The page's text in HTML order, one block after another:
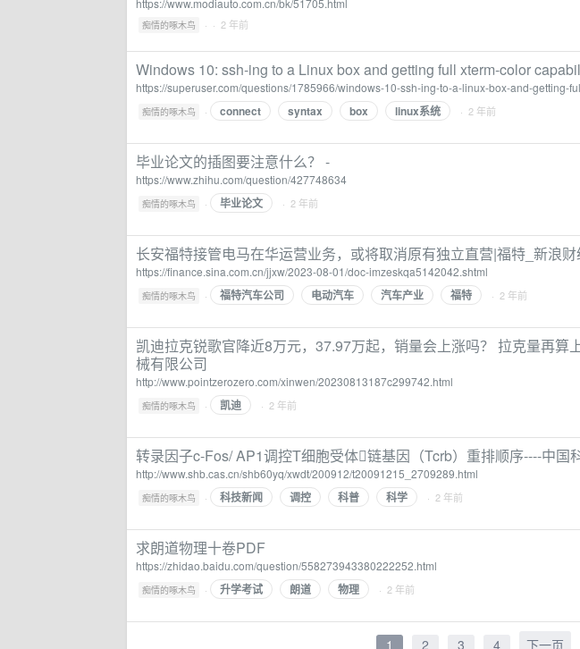
https://www.modiauto.com.cn/bk/51705.html
痴情的啄木鸟 · · 2 年前
Windows 10: ssh-ing to a Linux box and getting full xterm-color
https://superuser.com/questions/1785966/windows-10-ssh-ing-to-a-linux-box-and-getting-
痴情的啄木鸟 · connect syntax box linux系统 · 2 年前
毕业论文的插图要注意什么？ -
https://www.zhihu.com/question/427748634
痴情的啄木鸟 · 毕业论文 · 2 年前
长安福特接管电马在华运营业务，或将取消原有独立直营|福特_新浪
https://finance.sina.com.cn/jjxw/2023-08-01/doc-imzeskqa5142042.shtml
痴情的啄木鸟 · 福特汽车公司 电动汽车 汽车产业 福特 · 2 年前
凯迪拉克锐歌官降近8万元，37.97万起，销量会上涨吗？ 拉克量再算
械有限公司
http://www.pointzerozero.com/xinwen/20230813187c299742.html
痴情的啄木鸟 · 凯迪 · 2 年前
转录因子c-Fos/ AP1调控T细胞受体链基因（Tcrb）重排顺序----中国
http://www.shb.cas.cn/shb60yq/xwdt/200912/t20091215_2709289.html
痴情的啄木鸟 · 科技新闻 调控 科普 科学 · 2 年前
求朗道物理十卷PDF
https://zhidao.baidu.com/question/558273943380222252.html
痴情的啄木鸟 · 升学考试 朗道 物理 · 2 年前
1 2 3 4 下一页